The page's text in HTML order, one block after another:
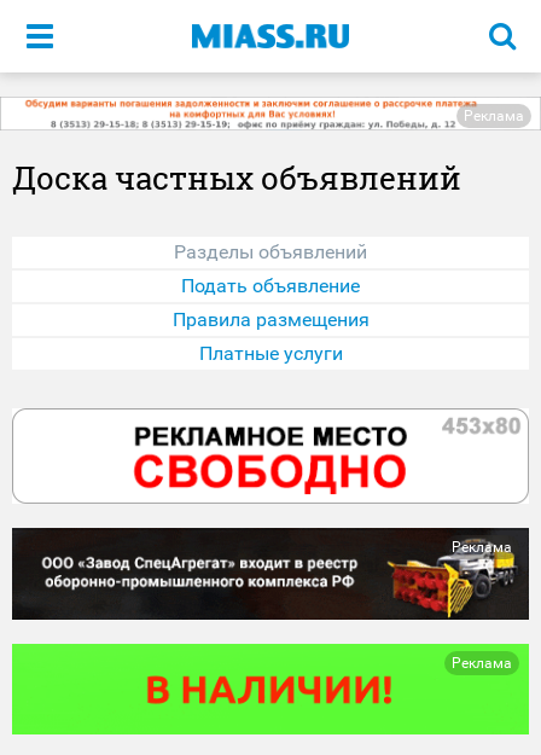
Меню
Реклама
Доска частных объявлений
Разделы объявлений
Подать объявление
Правила размещения
Платные услуги
Реклама
Реклама